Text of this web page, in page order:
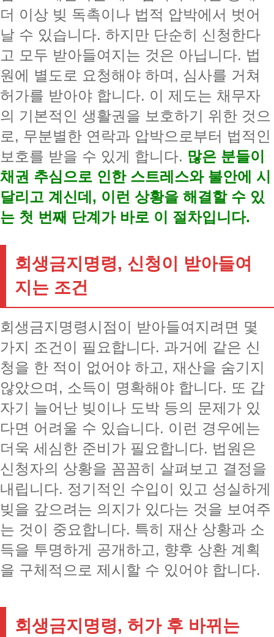
더 이상 빚 독촉이나 법적 압박에서 벗어
날 수 있습니다. 하지만 단순히 신청한다
고 모두 받아들여지는 것은 아닙니다. 법
원에 별도로 요청해야 하며, 심사를 거쳐
허가를 받아야 합니다. 이 제도는 채무자
의 기본적인 생활권을 보호하기 위한 것으
로, 무분별한 연락과 압박으로부터 법적인
보호를 받을 수 있게 합니다. 많은 분들이
채권 추심으로 인한 스트레스와 불안에 시
달리고 계신데, 이런 상황을 해결할 수 있
는 첫 번째 단계가 바로 이 절차입니다.
회생금지명령, 신청이 받아들여
지는 조건
회생금지명령시점이 받아들여지려면 몇
가지 조건이 필요합니다. 과거에 같은 신
청을 한 적이 없어야 하고, 재산을 숨기지
않았으며, 소득이 명확해야 합니다. 또 갑
자기 늘어난 빚이나 도박 등의 문제가 있
다면 어려울 수 있습니다. 이런 경우에는
더욱 세심한 준비가 필요합니다. 법원은
신청자의 상황을 꼼꼼히 살펴보고 결정을
내립니다. 정기적인 수입이 있고 성실하게
빚을 갚으려는 의지가 있다는 것을 보여주
는 것이 중요합니다. 특히 재산 상황과 소
득을 투명하게 공개하고, 향후 상환 계획
을 구체적으로 제시할 수 있어야 합니다.
회생금지명령, 허가 후 바뀌는